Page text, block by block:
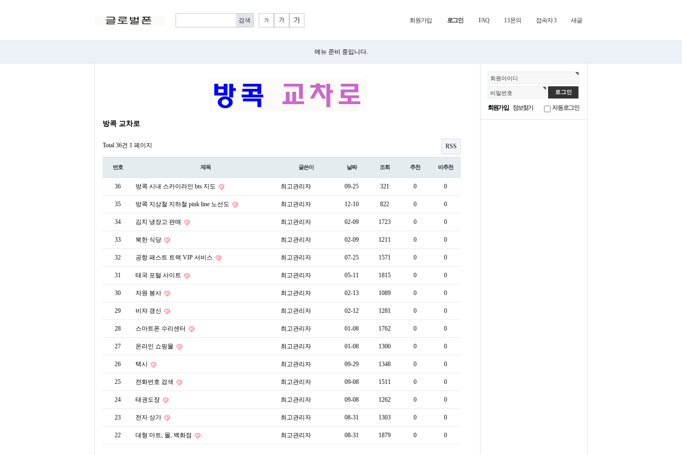
회원가입 로그인 FAQ 1:1문의 접속자 3 새글
메뉴 준비 중입니다.
회원아이디
비밀번호
회원가입 정보찾기 자동로그인
방콕 교차로
Total 36건 1 페이지 RSS
번호 제목 글쓴이 날짜 조회 추천 비추천
36 방콕 시내 스카이라인 bts 지도 최고관리자 09-25 321 0 0
35 방콕 지상철 지하철 pink line 노선도 최고관리자 12-10 822 0 0
34 김치 냉장고 판매 최고관리자 02-09 1723 0 0
33 북한 식당 최고관리자 02-09 1211 0 0
32 공항 패스트 트랙 VIP 서비스 최고관리자 07-25 1571 0 0
31 태국 포털 사이트 최고관리자 05-11 1815 0 0
30 자원 봉사 최고관리자 02-13 1089 0 0
29 비자 갱신 최고관리자 02-12 1281 0 0
28 스마트폰 수리센터 최고관리자 01-08 1762 0 0
27 온라인 쇼핑몰 최고관리자 01-08 1300 0 0
26 택시 최고관리자 09-29 1348 0 0
25 전화번호 검색 최고관리자 09-08 1511 0 0
24 태권도장 최고관리자 09-08 1262 0 0
23 전자 상가 최고관리자 08-31 1303 0 0
22 대형 마트, 몰, 백화점 최고관리자 08-31 1879 0 0